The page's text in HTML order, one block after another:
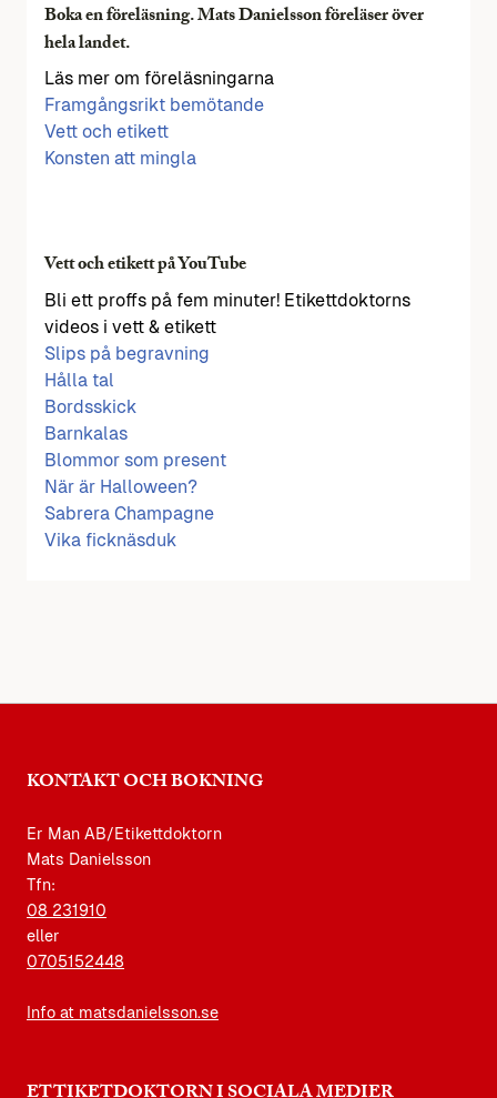
Boka en föreläsning. Mats Danielsson föreläser över
hela landet.
Läs mer om föreläsningarna
Framgångsrikt bemötande
Vett och etikett
Konsten att mingla
Vett och etikett på YouTube
Bli ett proffs på fem minuter! Etikettdoktorns
videos i vett & etikett
Slips på begravning
Hålla tal
Bordsskick
Barnkalas
Blommor som present
När är Halloween?
Sabrera Champagne
Vika ficknäsduk
KONTAKT OCH BOKNING
Er Man AB/Etikettdoktorn
Mats Danielsson
Tfn:
08 231910
eller
0705152448
Info at matsdanielsson.se